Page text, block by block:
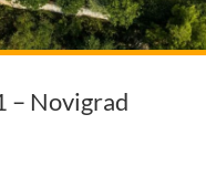
– Novigrad